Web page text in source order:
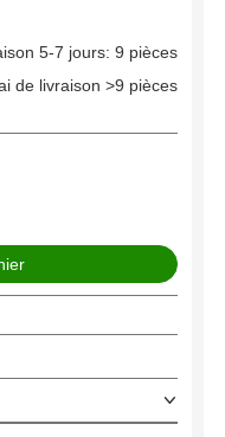
5-7 jours: 9 pièces
de livraison >9 pièces